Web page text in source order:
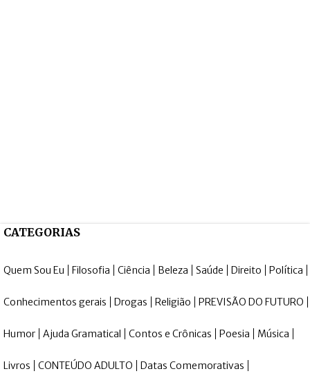
CATEGORIAS
Quem Sou Eu Filosofia Ciência Beleza Saúde Direito Política
Conhecimentos gerais Drogas Religião PREVISÃO DO FUTURO
Humor Ajuda Gramatical Contos e Crônicas Poesia Música
Livros CONTEÚDO ADULTO Datas Comemorativas